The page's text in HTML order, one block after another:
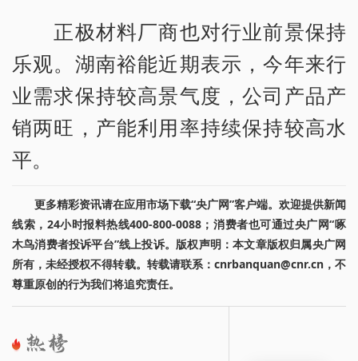
正极材料厂商也对行业前景保持
乐观。湖南裕能近期表示，今年来行
业需求保持较高景气度，公司产品产
销两旺，产能利用率持续保持较高水
平。
更多精彩资讯请在应用市场下载“央广网”客户端。欢迎提供新闻
线索，24小时报料热线400-800-0088；消费者也可通过央广网“啄
木鸟消费者投诉平台”线上投诉。版权声明：本文章版权归属央广网
所有，未经授权不得转载。转载请联系：cnrbanquan@cnr.cn，不
尊重原创的行为我们将追究责任。